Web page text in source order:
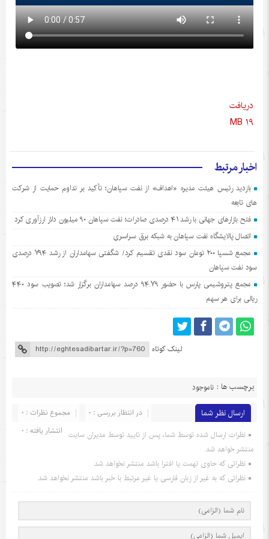
دریافت
۱۹ MB
اخبار مرتبط
بازدید رئیس هیئت مدیره «اهداف» از نفت سپاهان؛ تأکید بر تداوم حمایت از شرکت
های تابعه
فتح بازارهای جهانی با رشد ۴۱ درصدی صادرات؛ نفت سپاهان ۹۰ میلیون دلار ارزآوری کرد
اتصال پالایشگاه نفت سپاهان به شبکه برق سراسری
مجمع شسپا ۲۰۰ تومان سود نقدی تقسیم کرد/ شگفتی سهامداران از رشد ۷۹۴ درصدی
سود نفت سپاهان
مجمع پتروشیمی پارس با حضور ۹۴.۷۹ درصد سهامداران برگزار شد؛ تصویب سود ۴۴۰
ریالی برای هر سهم
لینک کوتاه
برچسب ها : ناموجود
ارسال نظر شما مجموع نظرات : 0
در انتظار بررسی : 0
انتشار یافته : 0 نظرات ارسال شده توسط شما، پس از تایید توسط مدیران سایت
منتشر خواهد شد.
نظراتی که حاوی تهمت یا افترا باشد منتشر نخواهد شد.
نظراتی که به غیر از زبان فارسی یا غیر مرتبط با خبر باشد منتشر نخواهد شد.